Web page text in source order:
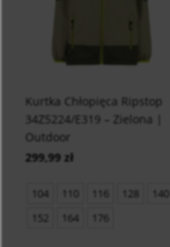
Kurtka Chłopięca Ripstop
34Z5224/E319 – Zielona |
Outdoor
299,99 zł
104 110 116 128
140
152
164 176